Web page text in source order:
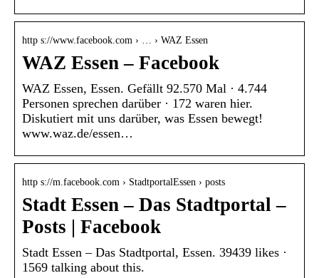
http s://www.facebook.com › … › WAZ Essen
WAZ Essen – Facebook
WAZ Essen, Essen. Gefällt 92.570 Mal · 4.744
Personen sprechen darüber · 172 waren hier.
Diskutiert mit uns darüber, was Essen bewegt!
www.waz.de/essen…
http s://m.facebook.com › StadtportalEssen › posts
Stadt Essen – Das Stadtportal –
Posts | Facebook
Stadt Essen – Das Stadtportal, Essen. 39439 likes ·
1569 talking about this.